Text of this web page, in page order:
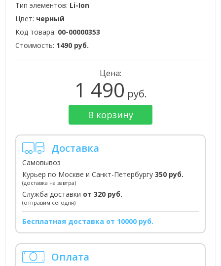
Тип элементов: Li-Ion
Цвет: черный
Код товара: 00-00000353
Стоимость: 1490 руб.
Цена:
1 490 руб.
В корзину
Доставка
Самовывоз
Курьер по Москве и Санкт-Петербургу 350 руб.
(доставка на завтра)
Служба доставки от 320 руб.
(отправим сегодня)
Бесплатная доставка от 10000 руб.
Оплата